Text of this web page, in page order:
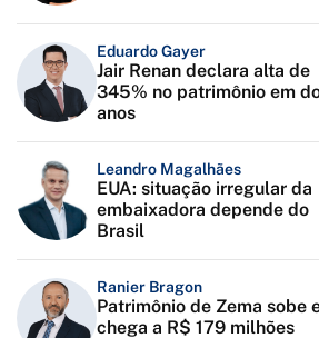
Eduardo Gayer
Jair Renan declara alta de
345% no patrimônio em
anos
Leandro Magalhães
EUA: situação irregular da
embaixadora depende do
Brasil
Ranier Bragon
Patrimônio de Zema sobe
chega a R$ 179 milhões